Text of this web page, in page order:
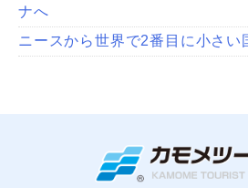
ナへ
ニースから世界で2番目に小さい